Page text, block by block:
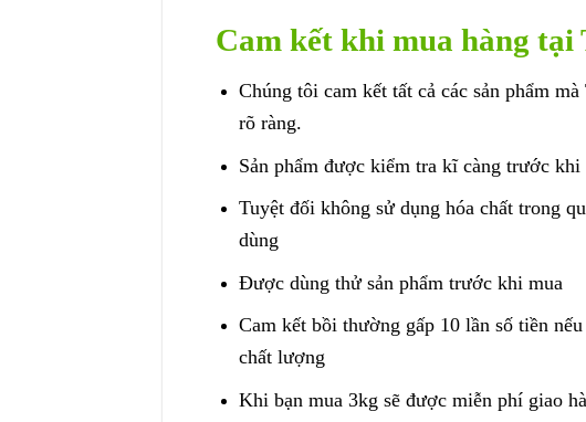
Cam kết khi mua hàng tại
Chúng tôi cam kết tất cả các sản phẩm
rõ ràng.
Sản phẩm được kiểm tra kĩ càng trước
Tuyệt đối không sử dụng hóa chất trong
dùng
Được dùng thử sản phẩm trước khi mua
Cam kết bồi thường gấp 10 lần số tiền
chất lượng
Khi bạn mua 3kg sẽ được miễn phí giao